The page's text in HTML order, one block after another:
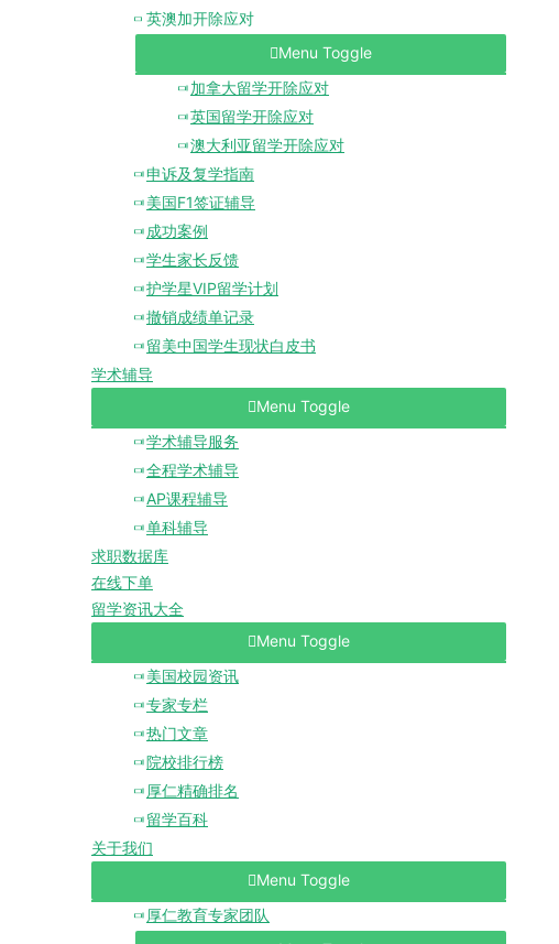
英澳加开除应对
Menu Toggle
加拿大留学开除应对
英国留学开除应对
澳大利亚留学开除应对
申诉及复学指南
美国F1签证辅导
成功案例
学生家长反馈
护学星VIP留学计划
撤销成绩单记录
留美中国学生现状白皮书
学术辅导
Menu Toggle
学术辅导服务
全程学术辅导
AP课程辅导
单科辅导
求职数据库
在线下单
留学资讯大全
Menu Toggle
美国校园资讯
专家专栏
热门文章
院校排行榜
厚仁精确排名
留学百科
关于我们
Menu Toggle
厚仁教育专家团队